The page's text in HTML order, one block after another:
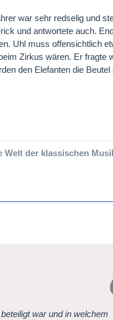
war sehr redselig und
und antwortete auch.
Uhl muss offensichtlich
Zirkus wären. Er fragte
den Elefanten die Beutel
der klassischen
war und in welchem